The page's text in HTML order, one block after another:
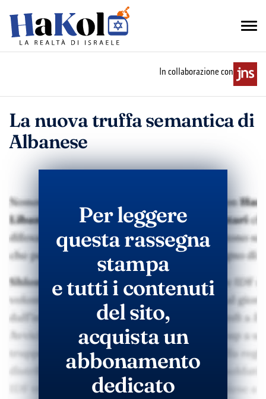
In collaborazione con
La nuova truffa semantica di
Albanese
Per leggere
questa rassegna
stampa
e tutti i contenuti
del sito,
acquista un
abbonamento
dedicato